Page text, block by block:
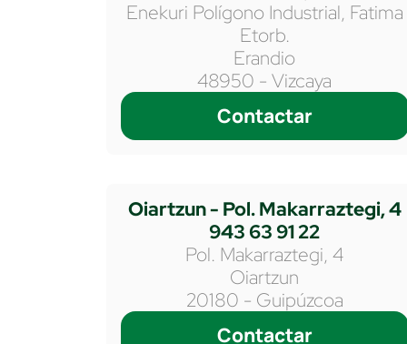
Enekuri Polígono Industrial, Fatima
Etorb.
Erandio
48950 - Vizcaya
Contactar
Oiartzun - Pol. Makarraztegi, 4
943 63 91 22
Pol. Makarraztegi, 4
Oiartzun
20180 - Guipúzcoa
Contactar